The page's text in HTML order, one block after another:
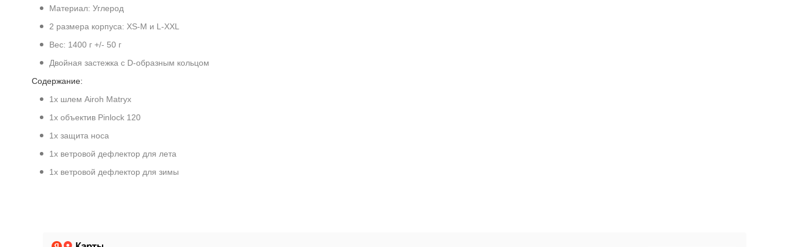
Материал: Углерод
2 размера корпуса: XS-M и L-XXL
Вес: 1400 г +/- 50 г
Двойная застежка с D-образным кольцом
Содержание:
1x шлем Airoh Matryx
1x объектив Pinlock 120
1x защита носа
1x ветровой дефлектор для лета
1x ветровой дефлектор для зимы